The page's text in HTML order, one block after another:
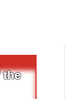
the